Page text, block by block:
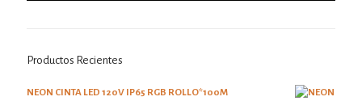
Productos Recientes
NEON CINTA LED 120V IP65 RGB ROLLO*100M